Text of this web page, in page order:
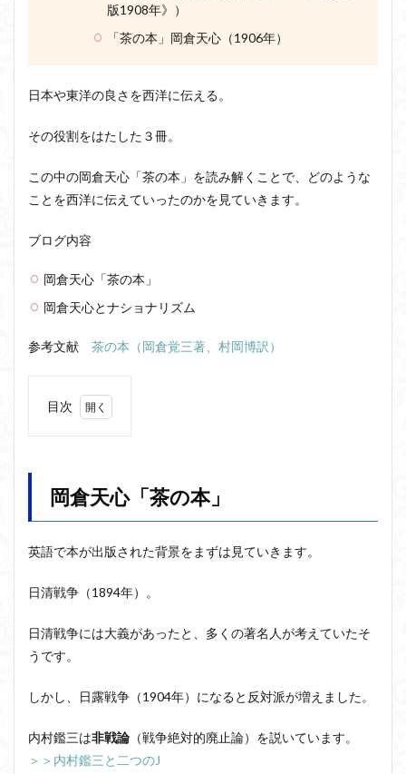
版1908年》）
「茶の本」岡倉天心（1906年）
日本や東洋の良さを西洋に伝える。
その役割をはたした３冊。
この中の岡倉天心「茶の本」を読み解くことで、どのような
ことを西洋に伝えていったのかを見ていきます。
ブログ内容
岡倉天心「茶の本」
岡倉天心とナショナリズム
参考文献 茶の本（岡倉覚三著、村岡博訳）
目次
の
日本
化を
する
本」
代批
判
岡倉天心「茶の本」
英語で本が出版された背景をまずは見ていきます。
日清戦争（1894年）。
日清戦争には大義があったと、多くの著名人が考えていたそ
うです。
しかし、日露戦争（1904年）になると反対派が増えました。
内村鑑三は非戦論 （戦争絶対的廃止論）を説いています。
＞＞内村鑑三と二つのJ
世界は贈与でできている
ユニバーサル・トーク
プラトン
プロタゴラス
ボノボ
ポパー
マックス・ウェーバー
マリーの部屋
マルクス・ガブリエル
マーケティング論
ライフスパン
不知の自覚
ラカン
ラッセル ランガージュ
ラング
リチャード・ランガム